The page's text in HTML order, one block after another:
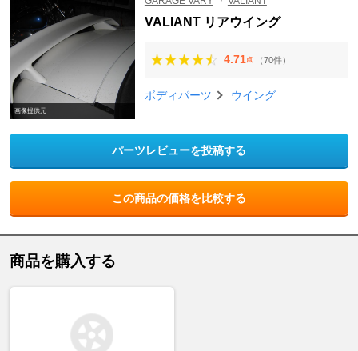
画像提供元
VALIANT リアウイング
4.71点 （70件）
ボディパーツ ウイング
パーツレビューを投稿する
この商品の価格を比較する
商品を購入する